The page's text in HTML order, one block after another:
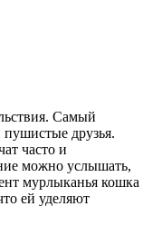
Самый
друзья.
часто и
можно услышать,
мурлыканья кошка
ей уделяют